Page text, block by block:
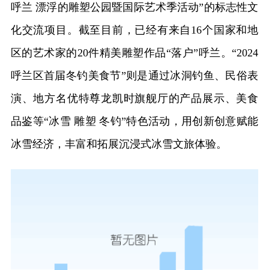
呼兰 漂浮的雕塑公园暨国际艺术季活动”的标志性文
化交流项目。截至目前，已经有来自16个国家和地
区的艺术家的20件精美雕塑作品“落户”呼兰。“2024
呼兰区首届冬钓美食节”则是通过冰洞钓鱼、民俗表
演、地方名优特尊龙凯时旗舰厅的产品展示、美食
品鉴等“冰雪 雕塑 冬钓”特色活动，用创新创意赋能
冰雪经济，丰富和拓展沉浸式冰雪文旅体验。